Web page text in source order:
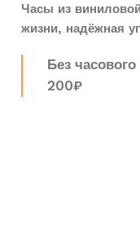
Часы из
жизни, надёжная
Без
200₽